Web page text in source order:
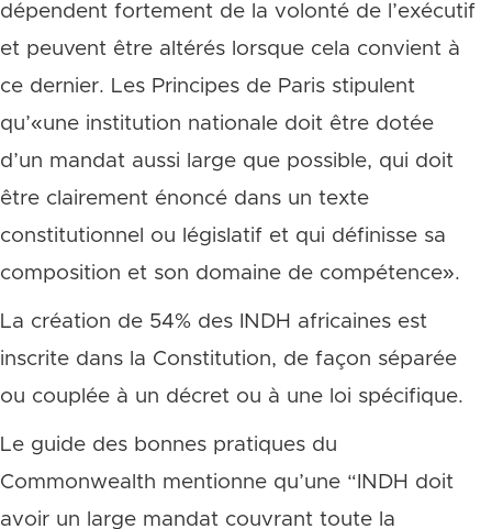
dépendent fortement de la volonté de l’exécutif
et peuvent être altérés lorsque cela convient à
ce dernier. Les Principes de Paris stipulent
qu’«une institution nationale doit être dotée
d’un mandat aussi large que possible, qui doit
être clairement énoncé dans un texte
constitutionnel ou législatif et qui définisse sa
composition et son domaine de compétence».
La création de 54% des INDH africaines est
inscrite dans la Constitution, de façon séparée
ou couplée à un décret ou à une loi spécifique.
Le guide des bonnes pratiques du
Commonwealth mentionne qu’une “INDH doit
avoir un large mandat couvrant toute la